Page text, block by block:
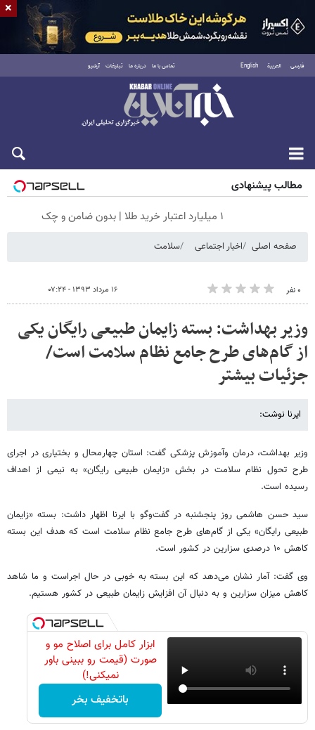
فارسی العربية English تماس با ما درباره ما تبلیغات آرشیو
جمعه ۱۶ مرداد ۱۴۰۵
مطالب پیشنهادی
۱ میلیارد اعتبار خرید طلا | بدون ضامن و چک
صفحه اصلی اخبار اجتماعی سلامت
۰ نفر ۱۶ مرداد ۱۳۹۳ - ۰۷:۲۴
وزیر بهداشت: بسته زایمان طبیعی رایگان یکی
از گام‌های طرح جامع نظام سلامت است/
جزئیات بیشتر
ایرنا نوشت:
وزیر بهداشت، درمان وآموزش پزشکی گفت: استان چهارمحال و بختیاری در اجرای
طرح تحول نظام سلامت در بخش «زایمان طبیعی رایگان» به نیمی از اهداف
رسیده است.
سید حسن هاشمی روز پنجشنبه در گفت‌وگو با ایرنا اظهار داشت: بسته «زایمان
طبیعی رایگان» یکی از گام‌های طرح جامع نظام سلامت است که هدف این بسته
کاهش ۱۰ درصدی سزارین در کشور است.
وی گفت: آمار نشان می‌دهد که این بسته به خوبی در حال اجراست و ما شاهد
کاهش میزان سزارین و به دنبال آن افزایش زایمان طبیعی در کشور هستیم.
ابزار کامل برای اصلاح مو و
صورت (قیمت رو ببینی باور
نمیکنی!)
باتخفیف بخر
×